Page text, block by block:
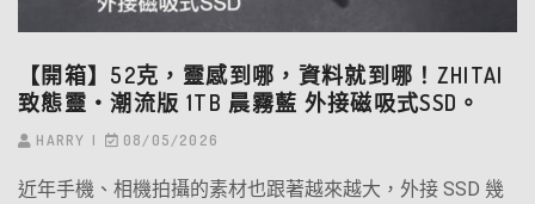
【開箱】52克，靈感到哪，資料就到哪！ZHITAI
致態靈‧潮流版 1TB 晨霧藍 外接磁吸式SSD。
HARRY 08/05/2026
近年手機、相機拍攝的素材也跟著越來越大，外接 SSD 幾